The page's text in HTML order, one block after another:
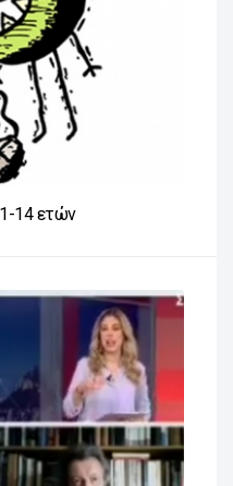
14 ετών